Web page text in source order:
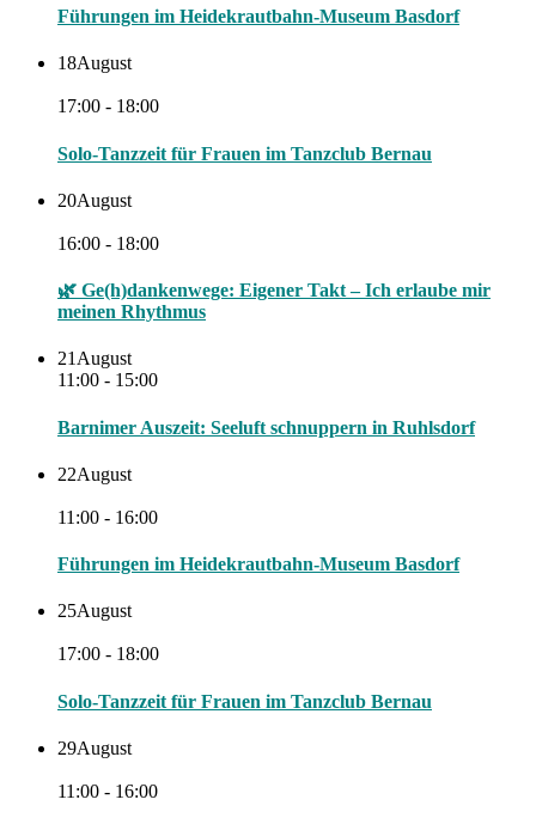
Führungen im Heidekrautbahn-Museum Basdorf
18August
17:00 - 18:00
Solo-Tanzzeit für Frauen im Tanzclub Bernau
20August
16:00 - 18:00
🌿 Ge(h)dankenwege: Eigener Takt – Ich erlaube mir
meinen Rhythmus
21 August
11:00 - 15:00
Barnimer Auszeit: Seeluft schnuppern in Ruhlsdorf
22August
11:00 - 16:00
Führungen im Heidekrautbahn-Museum Basdorf
25August
17:00 - 18:00
Solo-Tanzzeit für Frauen im Tanzclub Bernau
29August
11:00 - 16:00